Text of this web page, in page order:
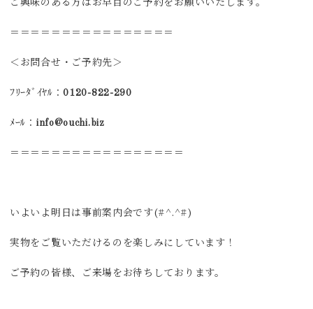
ご興味のある方はお早目のご予約をお願いいたします。
＝＝＝＝＝＝＝＝＝＝＝＝＝＝＝＝
＜お問合せ・ご予約先＞
ﾌﾘｰﾀﾞｲﾔﾙ：0120-822-290
ﾒｰﾙ： info@ouchi.biz
＝＝＝＝＝＝＝＝＝＝＝＝＝＝＝＝＝
いよいよ明日は事前案内会です(#^.^#)
実物をご覧いただけるのを楽しみにしています！
ご予約の皆様、ご来場をお待ちしております。